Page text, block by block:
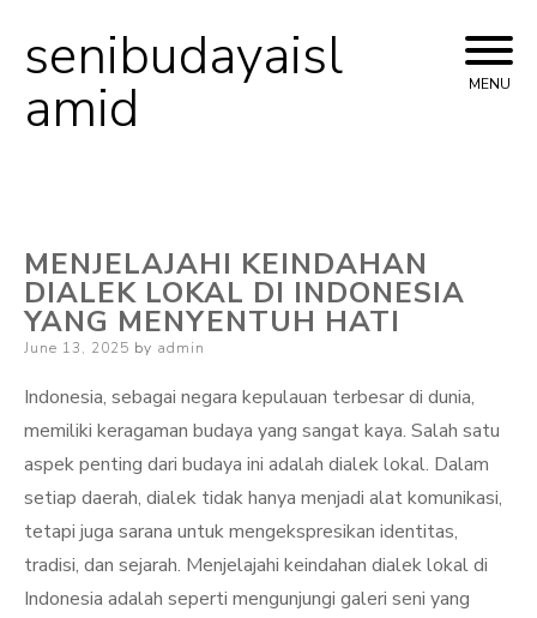
Skip
to
senibudayaisl
amid MENU
MENJELAJAHI KEINDAHAN
DIALEK LOKAL DI INDONESIA
YANG MENYENTUH HATI
Posted
June 13, 2025 by admin
Indonesia, sebagai negara kepulauan terbesar di dunia,
memiliki keragaman budaya yang sangat kaya. Salah satu
aspek penting dari budaya ini adalah dialek lokal. Dalam
setiap daerah, dialek tidak hanya menjadi alat komunikasi,
tetapi juga sarana untuk mengekspresikan identitas,
tradisi, dan sejarah. Menjelajahi keindahan dialek lokal di
Indonesia adalah seperti mengunjungi galeri seni yang